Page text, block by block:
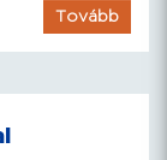
Tovább